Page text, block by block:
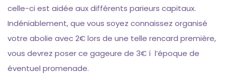
celle-ci est aidée aux différents parieurs capitaux.
Indéniablement, que vous soyez connaissez organisé
votre abolie avec 2€ lors de une telle rencard première,
vous devrez poser ce gageure de 3€ í l’époque de
éventuel promenade.